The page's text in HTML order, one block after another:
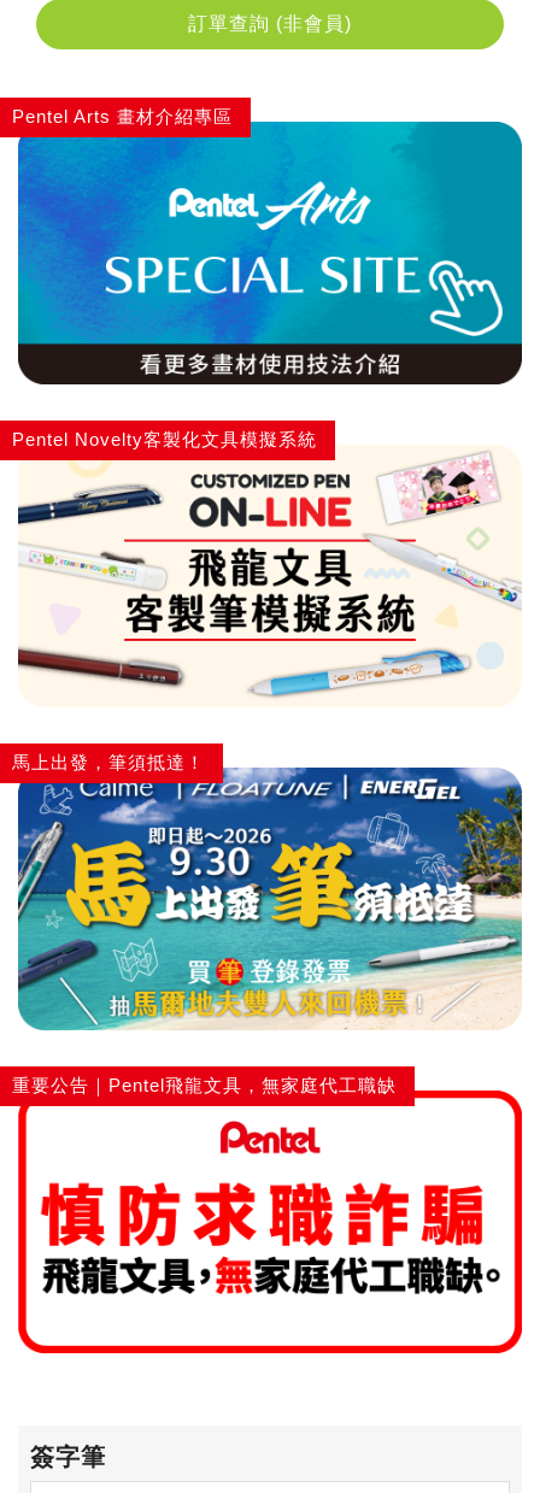
訂單查詢 (非會員)
Pentel Arts 畫材介紹專區
Pentel Novelty客製化文具模擬系統
馬上出發，筆須抵達！
重要公告｜Pentel飛龍文具，無家庭代工職缺
簽字筆